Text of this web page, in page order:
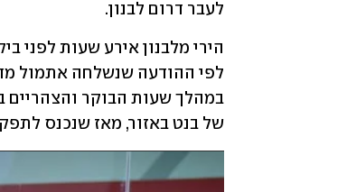
לעבר דרום לבנון.
של בנט באזור, מאז שנכנס